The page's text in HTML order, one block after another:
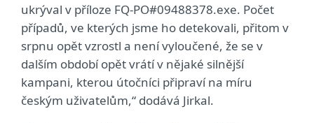
ukrýval v příloze FQ-PO#09488378.exe. Počet
případů, ve kterých jsme ho detekovali, přitom v
srpnu opět vzrostl a není vyloučené, že se v
dalším období opět vrátí v nějaké silnější
kampani, kterou útočníci připraví na míru
českým uživatelům,“ dodává Jirkal.